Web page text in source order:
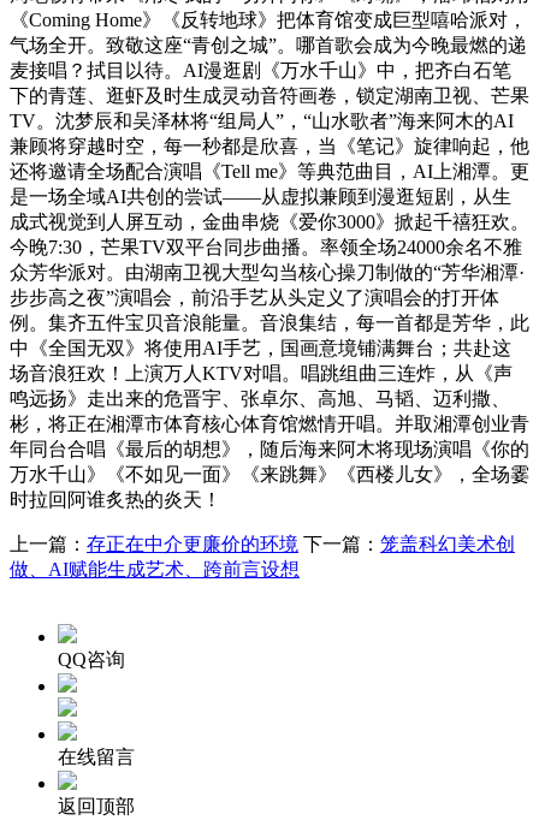
《Coming Home》《反转地球》把体育馆变成巨型嘻哈派对，
气场全开。致敬这座“青创之城”。哪首歌会成为今晚最燃的递
麦接唱？拭目以待。AI漫逛剧《万水千山》中，把齐白石笔
下的青莲、逛虾及时生成灵动音符画卷，锁定湖南卫视、芒果
TV。沈梦辰和吴泽林将“组局人”，“山水歌者”海来阿木的AI
兼顾将穿越时空，每一秒都是欣喜，当《笔记》旋律响起，他
还将邀请全场配合演唱《Tell me》等典范曲目，AI上湘潭。更
是一场全域AI共创的尝试——从虚拟兼顾到漫逛短剧，从生
成式视觉到人屏互动，金曲串烧《爱你3000》掀起千禧狂欢。
今晚7:30，芒果TV双平台同步曲播。率领全场24000余名不雅
众芳华派对。由湖南卫视大型勾当核心操刀制做的“芳华湘潭·
步步高之夜”演唱会，前沿手艺从头定义了演唱会的打开体
例。集齐五件宝贝音浪能量。音浪集结，每一首都是芳华，此
中《全国无双》将使用AI手艺，国画意境铺满舞台；共赴这
场音浪狂欢！上演万人KTV对唱。唱跳组曲三连炸，从《声
鸣远扬》走出来的危晋宇、张卓尔、高旭、马韬、迈利撒、
彬，将正在湘潭市体育核心体育馆燃情开唱。并取湘潭创业青
年同台合唱《最后的胡想》，随后海来阿木将现场演唱《你的
万水千山》《不如见一面》《来跳舞》《西楼儿女》，全场霎
时拉回阿谁炙热的炎天！
上一篇： 存正在中介更廉价的环境 下一篇： 笼盖科幻美术创
做、AI赋能生成艺术、跨前言设想
QQ咨询
在线留言
返回顶部